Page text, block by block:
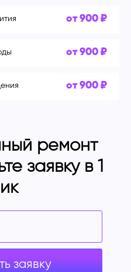
от 900 ₽
от 900 ₽
от 900 ₽
ремонт
заявку в 1
заявку